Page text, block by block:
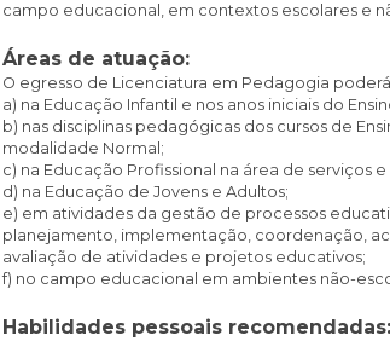
campo educacional, em contextos escolares e
Áreas de atuação:
O egresso de Licenciatura em Pedagogia
a) na Educação Infantil e nos anos iniciais do
b) nas disciplinas pedagógicas dos cursos de
modalidade Normal;
c) na Educação Profissional na área de serviços
d) na Educação de Jovens e Adultos;
e) em atividades da gestão de processos
planejamento, implementação, coordenação,
avaliação de atividades e projetos educativos;
f) no campo educacional em ambientes não-
Habilidades pessoais recomendadas: